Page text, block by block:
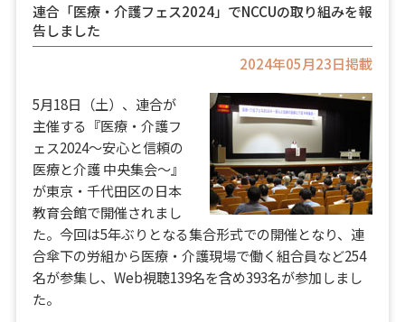
連合「医療・介護フェス2024」でNCCUの取り組みを報
告しました
2024年05月23日掲載
5月18日（土）、連合が
主催する『医療・介護フ
ェス2024～安心と信頼の
医療と介護 中央集会～』
が東京・千代田区の日本
教育会館で開催されまし
た。今回は5年ぶりとなる集合形式での開催となり、連
合傘下の労組から医療・介護現場で働く組合員など254
名が参集し、Web視聴139名を含め393名が参加しまし
た。